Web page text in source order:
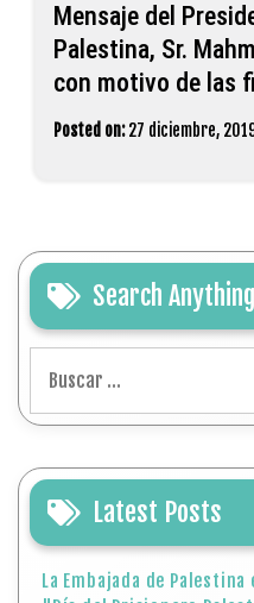
Mensaje del
Palestina, Sr.
con motivo de las
Posted on: 27 diciembre,
Search Anything
Latest Posts
La Embajada de